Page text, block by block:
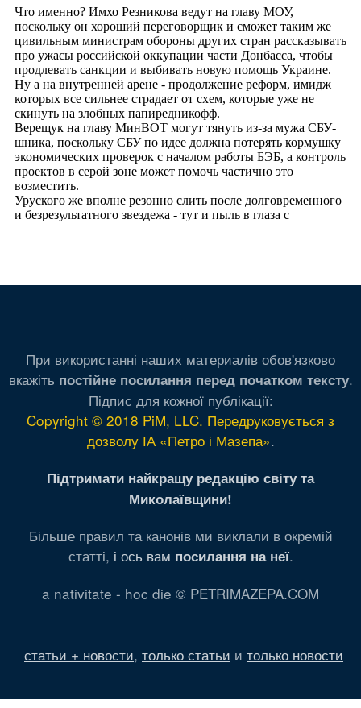
При використанні наших материалів обов'язково
вкажіть постійне посилання перед початком тексту.
Підпис для кожної публікації:
Copyright © 2018 PiM, LLC. Передруковується з
дозволу ІА «Петро і Мазепа».
Підтримати найкращу редакцію світу та
Миколаївщини!
Більше правил та канонів ми виклали в окремій
статті, і ось вам посилання на неї.
a nativitate - hoc die © PETRIMAZEPA.COM
статьи + новости, только статьи и только новости